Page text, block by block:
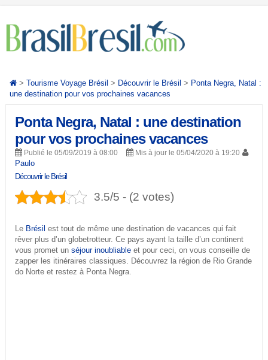
> Tourisme Voyage Brésil > Découvrir le Brésil > Ponta Negra, Natal :
une destination pour vos prochaines vacances
Ponta Negra, Natal : une destination
pour vos prochaines vacances
Publié le 05/09/2019 à 08:00 Mis à jour le 05/04/2020 à 19:20
Paulo
Découvrir le Brésil
3.5/5 - (2 votes)
Le Brésil est tout de même une destination de vacances qui fait
rêver plus d’un globetrotteur. Ce pays ayant la taille d’un continent
vous promet un séjour inoubliableet pour ceci, on vous conseille de
zapper les itinéraires classiques. Découvrez la région de Rio Grande
do Norte et restez à Ponta Negra.